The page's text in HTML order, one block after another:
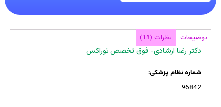
توضیحات نظرات (18)
دکتر رضا ارشادی- فوق تخصص توراکس
شماره نظام پزشکی:
96842